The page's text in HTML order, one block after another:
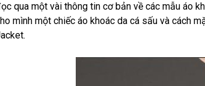
qua một vài thông tin cơ bản về các mẫu áo
mình một chiếc áo khoác da cá sấu và cách